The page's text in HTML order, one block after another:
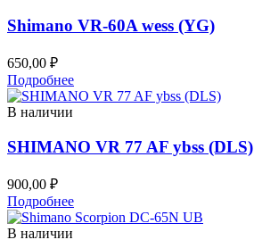
Shimano VR-60A wess (YG)
650,00 ₽
Подробнее
В наличии
SHIMANO VR 77 AF ybss (DLS)
900,00 ₽
Подробнее
В наличии